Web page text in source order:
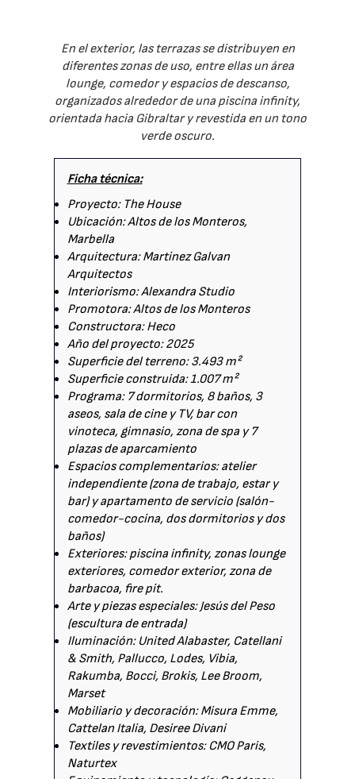
En el exterior, las terrazas se distribuyen en
diferentes zonas de uso, entre ellas un área
lounge, comedor y espacios de descanso,
organizados alrededor de una piscina infinity,
orientada hacia Gibraltar y revestida en un tono
verde oscuro.
Ficha técnica:
Proyecto: The House
Ubicación: Altos de los Monteros,
Marbella
Arquitectura: Martinez Galvan
Arquitectos
Interiorismo: Alexandra Studio
Promotora: Altos de los Monteros
Constructora: Heco
Año del proyecto: 2025
Superficie del terreno: 3.493 m²
Superficie construida: 1.007 m²
Programa: 7 dormitorios, 8 baños, 3
aseos, sala de cine y TV, bar con
vinoteca, gimnasio, zona de spa y 7
plazas de aparcamiento
Espacios complementarios: atelier
independiente (zona de trabajo, estar y
bar) y apartamento de servicio (salón-
comedor-cocina, dos dormitorios y dos
baños)
Exteriores: piscina infinity, zonas lounge
exteriores, comedor exterior, zona de
barbacoa, fire pit.
Arte y piezas especiales: Jesús del Peso
(escultura de entrada)
Iluminación: United Alabaster, Catellani
& Smith, Pallucco, Lodes, Vibia,
Rakumba, Bocci, Brokis, Lee Broom,
Marset
Mobiliario y decoración: Misura Emme,
Cattelan Italia, Desiree Divani
Textiles y revestimientos: CMO Paris,
Naturtex